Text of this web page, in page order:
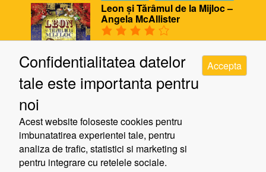
Leon și Tărâmul de la Mijloc –
Angela McAllister
CUMPĂRA CITEȘTE RECENZIA
Biblioteca ursului – Poppy
Bishop, Alison Edgson
CUMPĂRA CITEȘTE RECENZIA
Cinci minute de răgaz – Jill
Murphy
Confidentialitatea datelor
tale este importanta pentru
noi
Acest website foloseste cookies pentru
imbunatatirea experientei tale, pentru
analiza de trafic, statistici si marketing si
pentru integrare cu retelele sociale.
Accepta